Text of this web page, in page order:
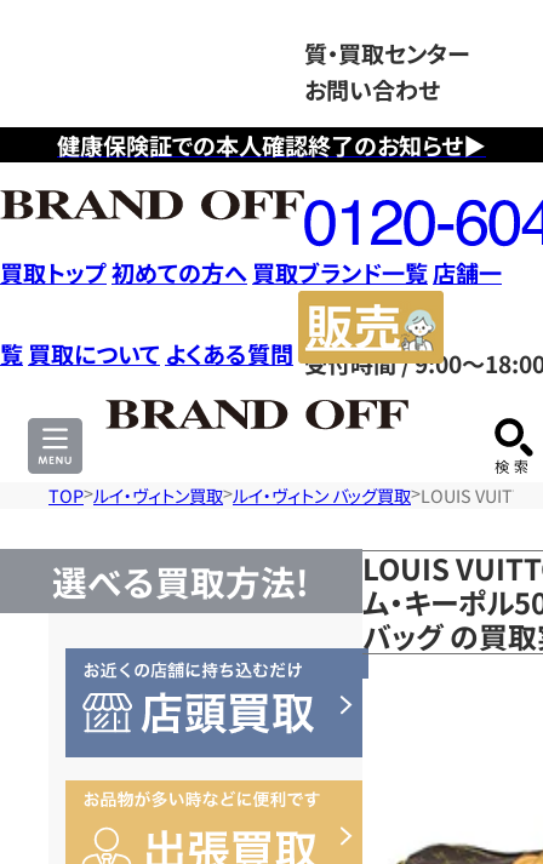
健康保険証での本人確認終了のお知らせ▶
質・買取センター
お問い合わせ
フ
リ
ー
ダ
イ
ヤ
ル
0120604117
受付時間 / 9:00～
買取トップ初めての方へ 買取ブランド一覧店舗一
覧 買取について よくある質問
サ
TOP ルイ・ヴィトン買取 ルイ・ヴィトン バッグ買取 LOUIS
選べる買取方法!
LOUIS
ム・キーポル
バッグ の買